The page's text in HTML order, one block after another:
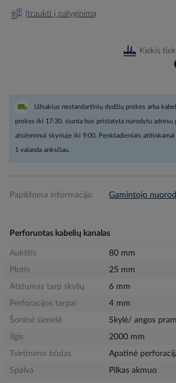
Įtraukti į palyginimą
Kiekis
Užsakius nestandartinių dydžių prekes arba
prekes iki 17:30, siunta bus pristatyta nurodytu adresu
atsiėmimui skyriuje iki 9:00. Penktadieniais
1 valanda anksčiau.
Papildoma informacija: Gamintojo
Perforuotas kabelių kanalas
Aukštis
80 mm
Plotis
25 mm
Atstumas tarp skylių
6 mm
Perforacijos tarpai
4 mm
Šoninė sienelė
Skylė/ angos
Ilgis
2000 mm
Tvirtinimo būdas
Apatinė
Spalva
Pilkas akmuo